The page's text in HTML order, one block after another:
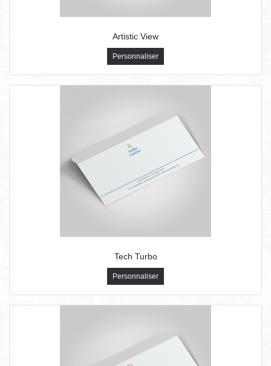
Artistic View
Personnaliser
Tech Turbo
Personnaliser